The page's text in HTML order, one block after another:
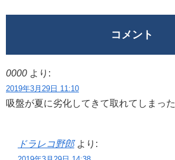
コメント
0000 より:
2019年3月29日 11:10
吸盤が夏に劣化してきて取れてしまった
ドラレコ野郎 より: